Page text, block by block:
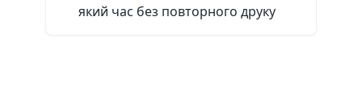
який час без повторного друку